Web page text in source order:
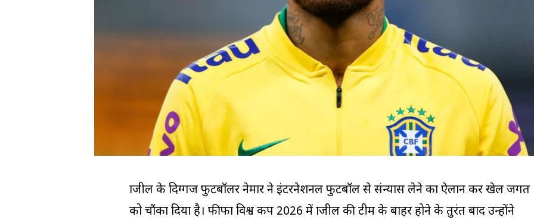
ब्राजील के दिग्गज फुटबॉलर नेमार ने इंटरनेशनल फुटबॉल से संन्यास लेने का ऐलान कर खेल जगत
को चौंका दिया है। फीफा विश्व कप 2026 में ब्राजील की टीम के बाहर होने के तुरंत बाद उन्होंने